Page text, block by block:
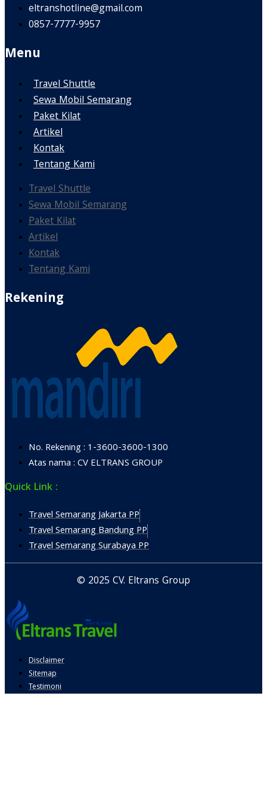
eltranshotline@gmail.com
0857-7777-9957
Menu
Travel Shuttle
Sewa Mobil Semarang
Paket Kilat
Artikel
Kontak
Tentang Kami
Travel Shuttle
Sewa Mobil Semarang
Paket Kilat
Artikel
Kontak
Tentang Kami
Rekening
No. Rekening : 1-3600-3600-1300
Atas nama : CV ELTRANS GROUP
Quick Link :
Travel Semarang Jakarta PP
Travel Semarang Bandung PP
Travel Semarang Surabaya PP
© 2025 CV. Eltrans Group
Disclaimer
Sitemap
Testimoni